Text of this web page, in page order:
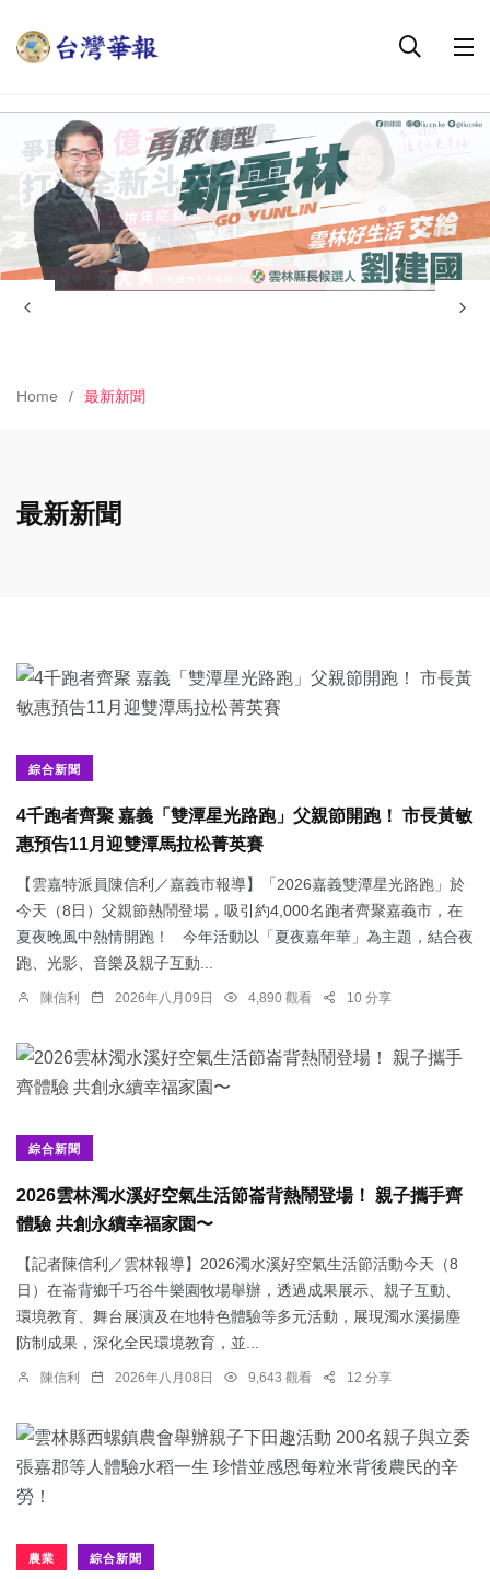
Home 最新新聞
最新新聞
綜合新聞
4千跑者齊聚 嘉義「雙潭星光路跑」父親節開跑！ 市長黃敏
惠預告11月迎雙潭馬拉松菁英賽
【雲嘉特派員陳信利／嘉義市報導】「2026嘉義雙潭星光路跑」於
今天（8日）父親節熱鬧登場，吸引約4,000名跑者齊聚嘉義市，在
夏夜晚風中熱情開跑！ 今年活動以「夏夜嘉年華」為主題，結合夜
跑、光影、音樂及親子互動...
陳信利 2026年八月09日 4,890 觀看 10 分享
綜合新聞
2026雲林濁水溪好空氣生活節崙背熱鬧登場！ 親子攜手齊
體驗 共創永續幸福家園〜
【記者陳信利／雲林報導】2026濁水溪好空氣生活節活動今天（8
日）在崙背鄉千巧谷牛樂園牧場舉辦，透過成果展示、親子互動、
環境教育、舞台展演及在地特色體驗等多元活動，展現濁水溪揚塵
防制成果，深化全民環境教育，並...
陳信利 2026年八月08日 9,643 觀看 12 分享
農業 綜合新聞